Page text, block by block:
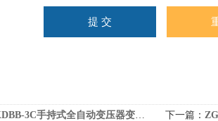
3C手持式全自动变压器变比测试仪 下一篇：